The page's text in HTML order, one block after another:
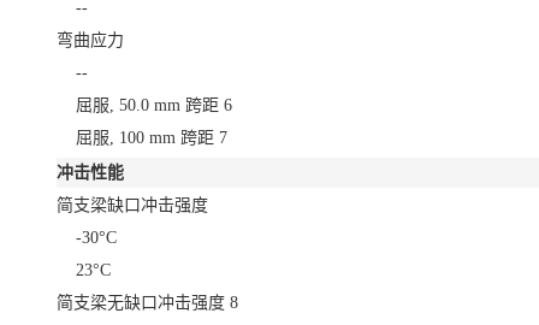
--
弯曲应力
--
屈服, 50.0 mm 跨距 6
屈服, 100 mm 跨距 7
冲击性能
简支梁缺口冲击强度
-30°C
23°C
简支梁无缺口冲击强度 8